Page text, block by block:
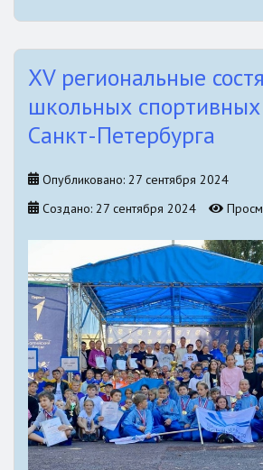
XV региональные
школьных
Санкт-Петербурга
Опубликовано: 27 сентября 2024
Создано: 27 сентября 2024